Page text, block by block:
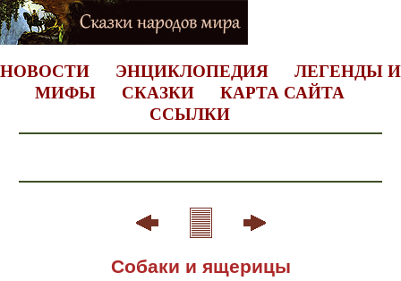
НОВОСТИ ЭНЦИКЛОПЕДИЯ
ЛЕГЕНДЫ И
МИФЫ
СКАЗКИ
КАРТА САЙТА
ССЫЛКИ
Собаки и ящерицы